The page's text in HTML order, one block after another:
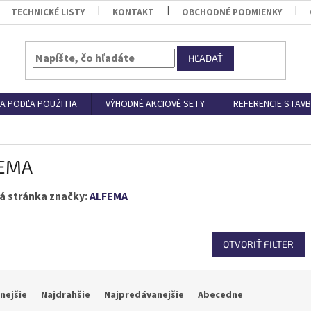
TECHNICKÉ LISTY KONTAKT OBCHODNÉ PODMIENKY
HĽADAŤ
PODĽA POUŽITIA VÝHODNÉ AKCIOVÉ SETY REFERENCIE
stránka značky:ALFEMA
OTVORIŤ FILTER
Najdrahšie Najpredávanejšie Abecedne